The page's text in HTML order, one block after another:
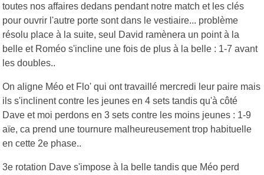
toutes nos affaires dedans pendant notre match et les clés
pour ouvrir l'autre porte sont dans le vestiaire... problème
résolu place à la suite, seul David ramènera un point à la
belle et Roméo s'incline une fois de plus à la belle : 1-7 avant
les doubles..
On aligne Méo et Flo' qui ont travaillé mercredi leur paire mais
ils s'inclinent contre les jeunes en 4 sets tandis qu'à côté
Dave et moi perdons en 3 sets contre les moins jeunes : 1-9
aïe, ca prend une tournure malheureusement trop habituelle
en cette 2e phase..
3e rotation Dave s'impose à la belle tandis que Méo perd